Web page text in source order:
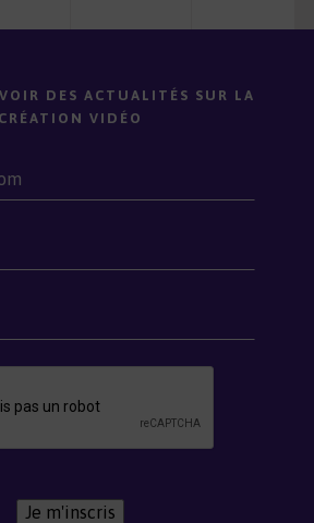
DES ACTUALITÉS SUR LA
CRÉATION VIDÉO
Je m'inscris